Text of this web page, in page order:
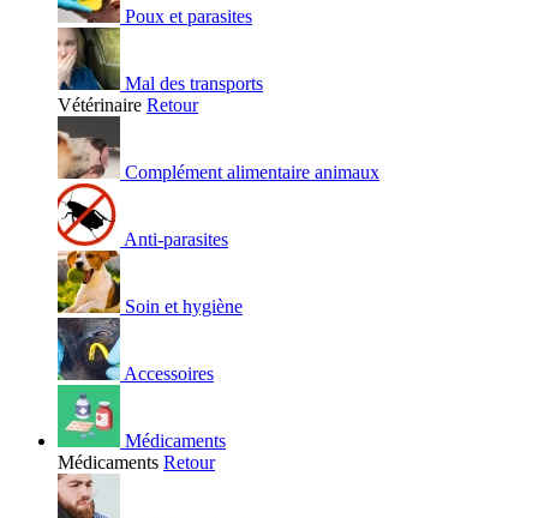
Poux et parasites
Mal des transports
Vétérinaire Retour
Complément alimentaire animaux
Anti-parasites
Soin et hygiène
Accessoires
Médicaments
Médicaments Retour